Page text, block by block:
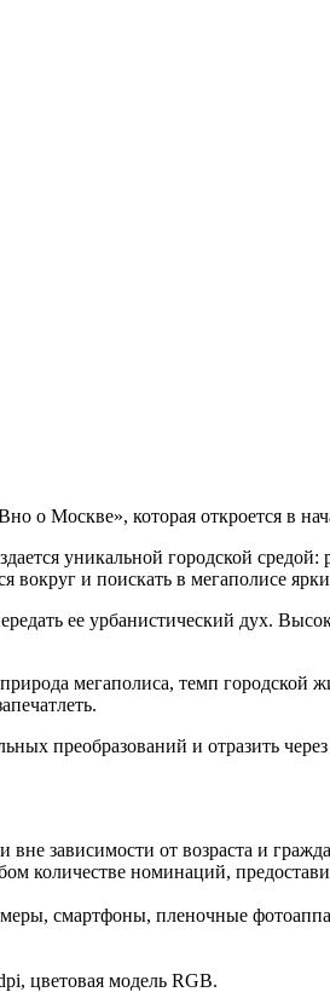
о Москве», которая откроется в
уникальной городской
вокруг и поискать в мегаполисе
ее урбанистический дух.
мегаполиса, темп городской
преобразований и отразить
зависимости от возраста и
количестве номинаций,
смартфоны, пленочные
цветовая модель RGB.